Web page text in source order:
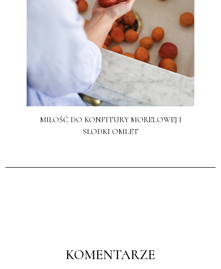
MIŁOŚĆ DO KONFITURY MORELOWEJ I
SŁODKI OMLET
KOMENTARZE